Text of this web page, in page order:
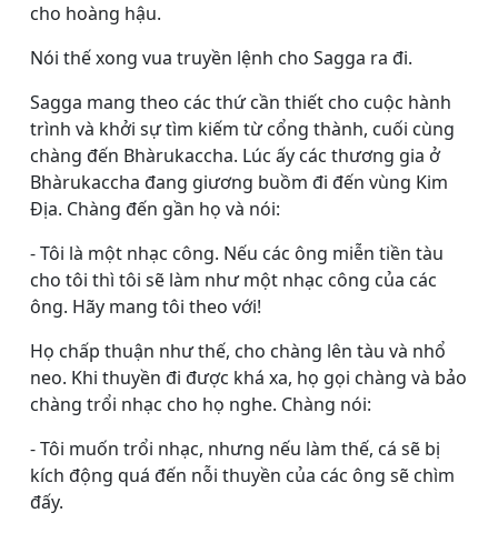
cho hoàng hậu.
Nói thế xong vua truyền lệnh cho Sagga ra đi.
Sagga mang theo các thứ cần thiết cho cuộc hành
trình và khởi sự tìm kiếm từ cổng thành, cuối cùng
chàng đến Bhàrukaccha. Lúc ấy các thương gia ở
Bhàrukaccha đang giương buồm đi đến vùng Kim
Ðịa. Chàng đến gần họ và nói:
- Tôi là một nhạc công. Nếu các ông miễn tiền tàu
cho tôi thì tôi sẽ làm như một nhạc công của các
ông. Hãy mang tôi theo với!
Họ chấp thuận như thế, cho chàng lên tàu và nhổ
neo. Khi thuyền đi được khá xa, họ gọi chàng và bảo
chàng trổi nhạc cho họ nghe. Chàng nói:
- Tôi muốn trổi nhạc, nhưng nếu làm thế, cá sẽ bị
kích động quá đến nỗi thuyền của các ông sẽ chìm
đấy.